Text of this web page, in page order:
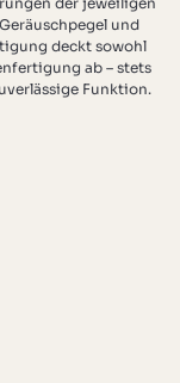
und
deckt sowohl
ab – stets
Funktion.